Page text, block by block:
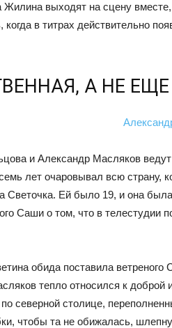
Жилина выходят на сцену
когда в титрах действительно
А НЕ
и Александр Масляков
лет очаровывал всю страну,
Светочка. Ей было 19, и она
Саши о том, что в
обида поставила
тепло относился к доброй
северной столице,
чтобы та не обижалась,